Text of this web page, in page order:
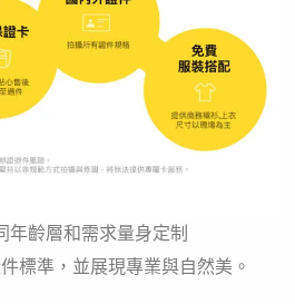
年齡層和需求量身定制
標準，並展現專業與自然美。